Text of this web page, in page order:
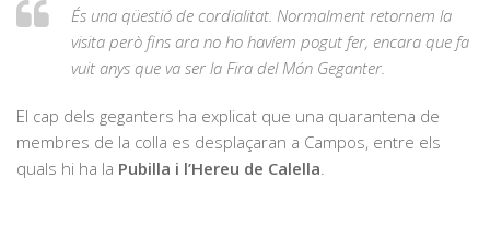
És una qüestió de cordialitat. Normalment retornem la
visita però fins ara no ho havíem pogut fer, encara que fa
vuit anys que va ser la Fira del Món Geganter.
El cap dels geganters ha explicat que una quarantena de
membres de la colla es desplaçaran a Campos, entre els
quals hi ha la Pubilla i l’Hereu de Calella.